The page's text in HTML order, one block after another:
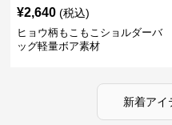
¥2,640 (税込)
ヒョウ柄もこもこショルダーバ
ッグ軽量ボア素材
新着アイ